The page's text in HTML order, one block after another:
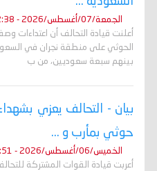
الجمعة/07/أغسطس/2026 - 12:38 ص
أعلنت قيادة التحالف أن اعتداءات
بينهم سبعة سعوديين، من ب
بيان - التحالف يعزي
حوثي بمأرب و ...
الخميس/06/أغسطس/2026 - 11:51 م
أعربت قيادة القوات المشتركة